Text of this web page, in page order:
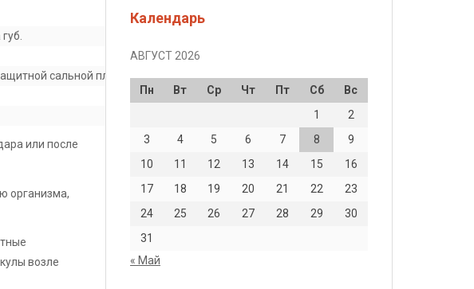
сальной пленки.
или после
организма,
возле
Календарь
АВГУСТ 2026
Пн Вт Ср Чт Пт Сб
Вс
1
2
3
4 5 6 7 8
9
10
11 12 13 14 15
16
17
18 19 20 21 22
23
24
25 26 27 28 29
30
31
« Май